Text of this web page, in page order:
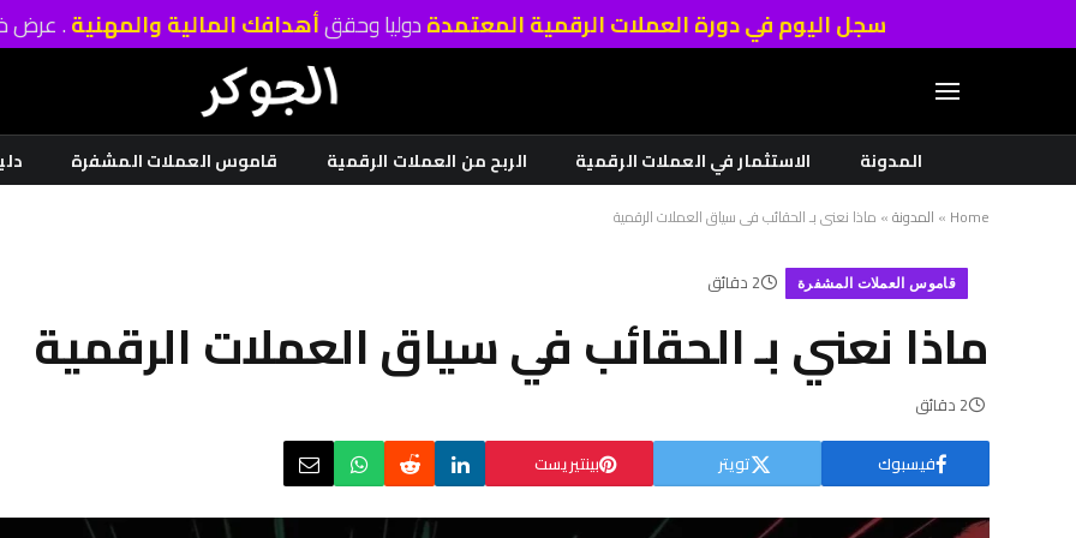
سجل اليوم في دورة العملات الرقمية المعتمدةدوليا وحققأهدافك المالية والمهنية. عرض
المدونة
الاستثمار في العملات الرقمية الربح من العملات الرقمية قاموس العملات المشفرة
Home
» المدونة» ماذا نعني بـ الحقائب في سياق العملات الرقمية
قاموس العملات المشفرة 2 دقائق
ماذا نعني بـ الحقائب في سياق العملات الرقمية
2 دقائق
فيسبوك تويتر بينتيريست